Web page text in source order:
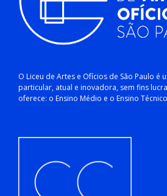
O Liceu de Artes e Ofícios de São Paulo é
particular, atual e inovadora, sem fins
oferece: o Ensino Médio e o Ensino